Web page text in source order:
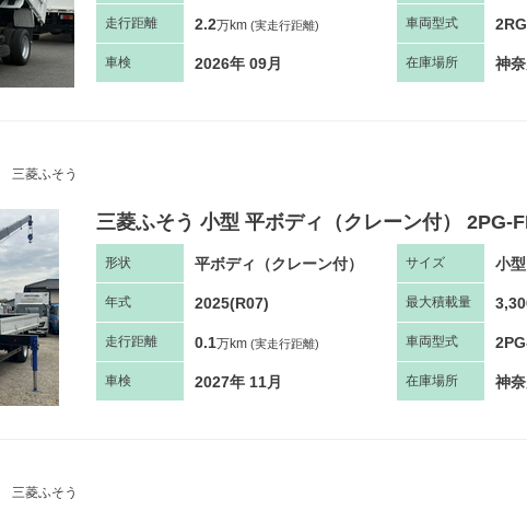
走行距離 2.2万km (実走行距離) 車両型式
車検 2026年 09月 在庫場所 神
三菱ふそう
三菱ふそう 小型 平ボディ（クレーン付） 2PG-
形状 平ボディ（クレーン付） サイズ 小型
年式 2025(R07) 最大積載量
走行距離 0.1万km (実走行距離) 車両型式
車検 2027年 11月 在庫場所 神
三菱ふそう